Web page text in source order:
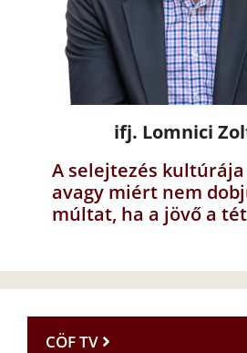
ifj. Lomnici
A selejtezés
avagy miért nem
múltat, ha a jövő a tét
CÖF TV